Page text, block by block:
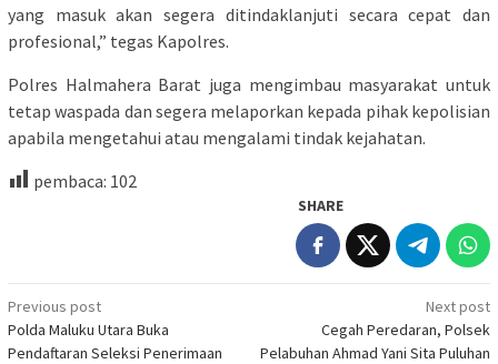
yang masuk akan segera ditindaklanjuti secara cepat dan
profesional,” tegas Kapolres.
Polres Halmahera Barat juga mengimbau masyarakat untuk
tetap waspada dan segera melaporkan kepada pihak kepolisian
apabila mengetahui atau mengalami tindak kejahatan.
pembaca: 102
SHARE
Post
navigation
Previous post
Polda Maluku Utara Buka
Pendaftaran Seleksi Penerimaan
Next post
Cegah Peredaran, Polsek
Pelabuhan Ahmad Yani Sita Puluhan